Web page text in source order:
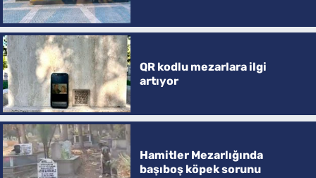
QR kodlu mezarlara ilgi
artıyor
Hamitler Mezarlığında
başıboş köpek sorunu